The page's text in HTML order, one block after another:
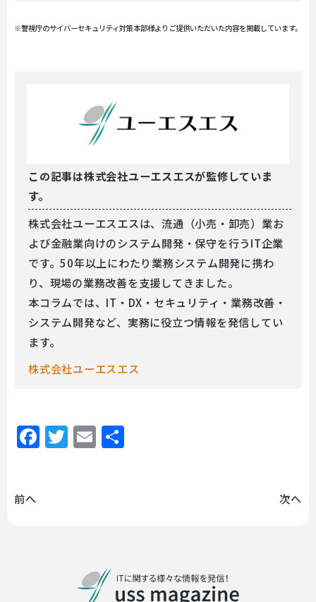
※警視庁のサイバーセキュリティ対策本部様よりご提供いただいた内容を掲載しています。
この記事は株式会社ユーエスエスが監修していま
す。
株式会社ユーエスエスは、流通（小売・卸売）業お
よび金融業向けのシステム開発・保守を行うIT企業
です。50年以上にわたり業務システム開発に携わ
り、現場の業務改善を支援してきました。
本コラムでは、IT・DX・セキュリティ・業務改善・
システム開発など、実務に役立つ情報を発信してい
ます。
株式会社ユーエスエス
Facebook
Twitter
Email
前へ 次へ